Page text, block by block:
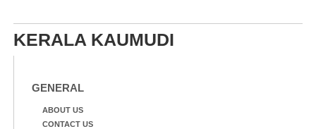
KERALA KAUMUDI
GENERAL
ABOUT US
CONTACT US